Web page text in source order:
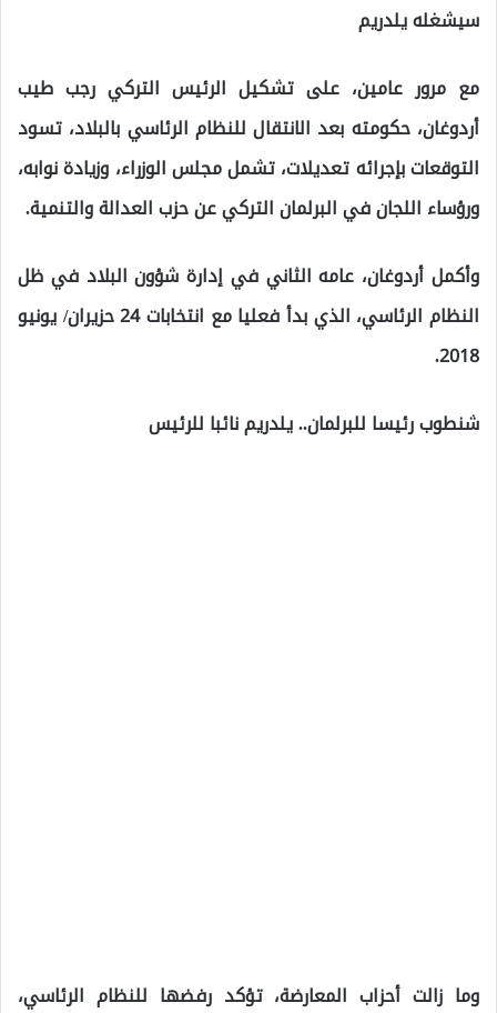
سيشغله يلدريم
مع مرور عامين، على تشكيل الرئيس التركي رجب طيب
أردوغان، حكومته بعد الانتقال للنظام الرئاسي بالبلاد، تسود
التوقعات بإجرائه تعديلات، تشمل مجلس الوزراء، وزيادة نوابه،
ورؤساء اللجان في البرلمان التركي عن حزب العدالة والتنمية.
وأكمل أردوغان، عامه الثاني في إدارة شؤون البلاد في ظل
النظام الرئاسي، الذي بدأ فعليا مع انتخابات 24 حزيران/ يونيو
2018.
شنطوب رئيسا للبرلمان.. يلدريم نائبا للرئيس
وما زالت أحزاب المعارضة، تؤكد رفضها للنظام الرئاسي،